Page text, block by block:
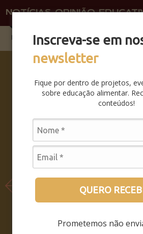
Inscreva-se em
newsletter
Fique por dentro de projetos,
sobre educação alimentar.
conteúdos!
QUERO
Prometemos não
NOTÍCIAS OPINIÃO
SABERES
DA BOCA
PRA
SAIBA
COMO
FOI O
SEMINÁRI
LEIA MAIS